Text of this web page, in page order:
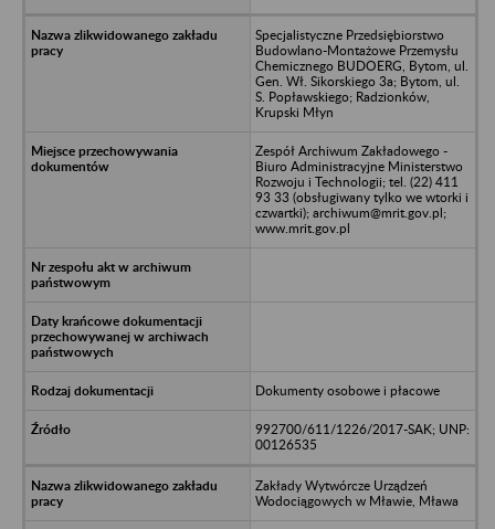
Specjalistyczne Przedsiębiorstwo
Budowlano-Montażowe Przemysłu
Chemicznego BUDOERG, Bytom, ul.
Gen. Wł. Sikorskiego 3a; Bytom, ul.
S. Popławskiego; Radzionków,
Krupski Młyn
Zespół Archiwum Zakładowego -
Biuro Administracyjne Ministerstwo
Rozwoju i Technologii; tel. (22) 411
93 33 (obsługiwany tylko we wtorki i
czwartki); archiwum@mrit.gov.pl;
www.mrit.gov.pl
Dokumenty osobowe i płacowe
992700/611/1226/2017-SAK; UNP:
00126535
Zakłady Wytwórcze Urządzeń
Wodociągowych w Mławie, Mława